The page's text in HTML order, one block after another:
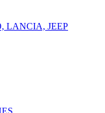
LANCIA, JEEP